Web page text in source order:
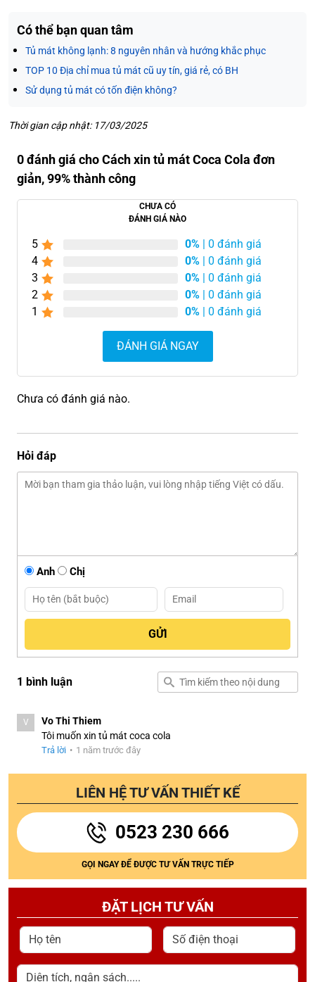
Có thể bạn quan tâm
Tủ mát không lạnh: 8 nguyên nhân và hướng khắc phục
TOP 10 Địa chỉ mua tủ mát cũ uy tín, giá rẻ, có BH
Sử dụng tủ mát có tốn điện không?
Thời gian cập nhật: 17/03/2025
0 đánh giá cho Cách xin tủ mát Coca Cola đơn
giản, 99% thành công
CHƯA CÓ
ĐÁNH GIÁ NÀO
5 0% | 0 đánh giá
4
0% | 0 đánh giá
3
0% | 0 đánh giá
2
0% | 0 đánh giá
1
0% | 0 đánh giá
ĐÁNH GIÁ NGAY
Chưa có đánh giá nào.
Hỏi đáp
Anh Chị
1 bình luận
V
Vo Thi Thiem
Tôi muốn xin tủ mát coca cola
Trả lời • 1 năm trước đây
LIÊN HỆ TƯ VẤN THIẾT KẾ
0523 230 666
GỌI NGAY ĐỂ ĐƯỢC TƯ VẤN TRỰC TIẾP
ĐẶT LỊCH TƯ VẤN
Họ tên Số điện thoại
Diện tích, ngân sách.....